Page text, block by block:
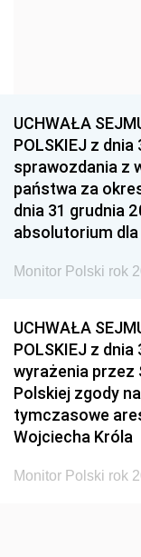
1939
1936
UCHWAŁA
POLSKIEJ z
sprawozdania z
państwa za
dnia 31 grudnia
absolutorium
Monitor Polski rok
UCHWAŁA
POLSKIEJ z
wyrażenia przez
Polskiej zgody
tymczasowe
Wojciecha Króla
Monitor Polski rok